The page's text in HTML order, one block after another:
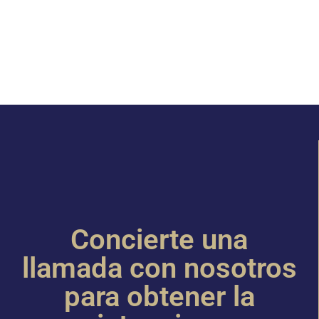
Concierte una
llamada con nosotros
para obtener la